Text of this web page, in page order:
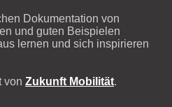
Dokumentation von
und guten Beispielen
lernen und sich inspirieren
von Zukunft Mobilität.